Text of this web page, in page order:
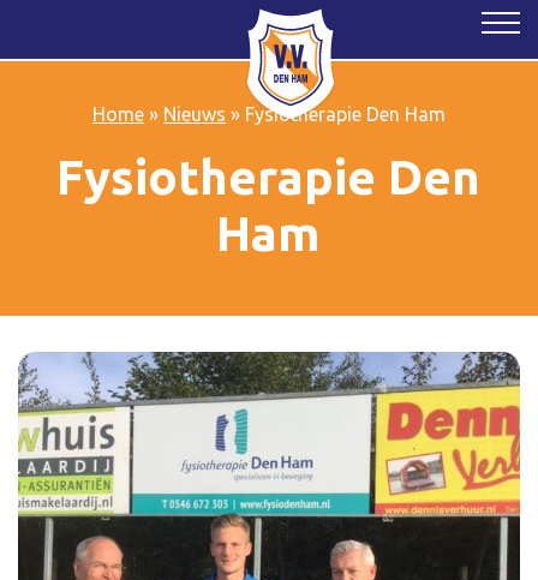
Home» Nieuws » Fysiotherapie Den Ham
Fysiotherapie Den
Ham